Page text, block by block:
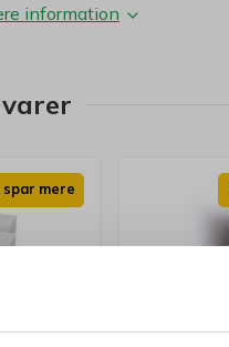
information
spar mere